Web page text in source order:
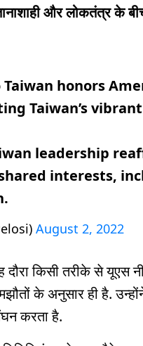
तानाशाही और लोकतंत्र के
honors
Taiwan’s
leadership
interests,
August 2, 2022
किसी तरीके से यूएस
के अनुसार ही है.
करता है.